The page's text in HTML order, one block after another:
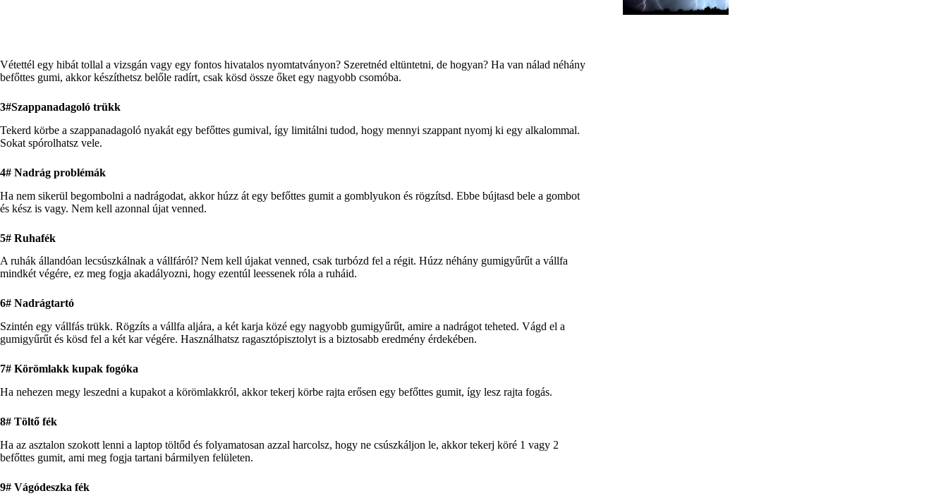
Vétettél egy hibát tollal a vizsgán vagy egy fontos hivatalos nyomtatványon? Szeretnéd eltüntetni, de hogyan? Ha van nálad néhány
befőttes gumi, akkor készíthetsz belőle radírt, csak kösd össze őket egy nagyobb csomóba.
3#Szappanadagoló trükk
Tekerd körbe a szappanadagoló nyakát egy befőttes gumival, így limitálni tudod, hogy mennyi szappant nyomj ki egy alkalommal.
Sokat spórolhatsz vele.
4# Nadrág problémák
Ha nem sikerül begombolni a nadrágodat, akkor húzz át egy befőttes gumit a gomblyukon és rögzítsd. Ebbe bújtasd bele a gombot
és kész is vagy. Nem kell azonnal újat venned.
5# Ruhafék
A ruhák állandóan lecsúszkálnak a vállfáról? Nem kell újakat venned, csak turbózd fel a régit. Húzz néhány gumigyűrűt a vállfa
mindkét végére, ez meg fogja akadályozni, hogy ezentúl leessenek róla a ruháid.
6# Nadrágtartó
Szintén egy vállfás trükk. Rögzíts a vállfa aljára, a két karja közé egy nagyobb gumigyűrűt, amire a nadrágot teheted. Vágd el a
gumigyűrűt és kösd fel a két kar végére. Használhatsz ragasztópisztolyt is a biztosabb eredmény érdekében.
7# Körömlakk kupak fogóka
Ha nehezen megy leszedni a kupakot a körömlakkról, akkor tekerj körbe rajta erősen egy befőttes gumit, így lesz rajta fogás.
8# Töltő fék
Ha az asztalon szokott lenni a laptop töltőd és folyamatosan azzal harcolsz, hogy ne csúszkáljon le, akkor tekerj köré 1 vagy 2
befőttes gumit, ami meg fogja tartani bármilyen felületen.
9# Vágódeszka fék